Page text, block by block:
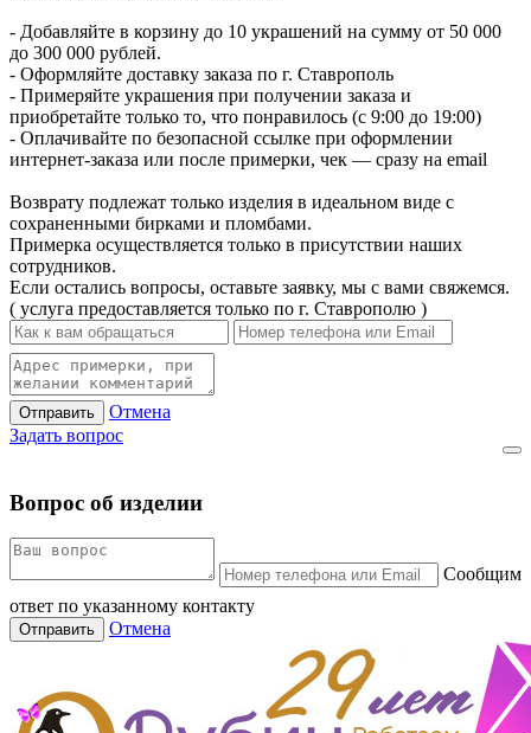
- Добавляйте в корзину до 10 украшений на сумму от 50 000
до 300 000 рублей.
- Оформляйте доставку заказа по г. Ставрополь
- Примеряйте украшения при получении заказа и
приобретайте только то, что понравилось (с 9:00 до 19:00)
- Оплачивайте по безопасной ссылке при оформлении
интернет-заказа или после примерки, чек — сразу на email
Возврату подлежат только изделия в идеальном виде с
сохраненными бирками и пломбами.
Примерка осуществляется только в присутствии наших
сотрудников.
Если остались вопросы, оставьте заявку, мы с вами свяжемся.
( услуга предоставляется только по г. Ставрополю )
Отправить
Отмена
Задать вопрос
Вопрос об изделии
Сообщим
ответ по указанному контакту
Отправить Отмена